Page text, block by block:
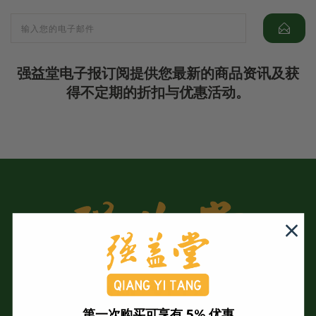
强益堂电子报订阅提供您最新的商品资讯及获
得不定期的折扣与优惠活动。